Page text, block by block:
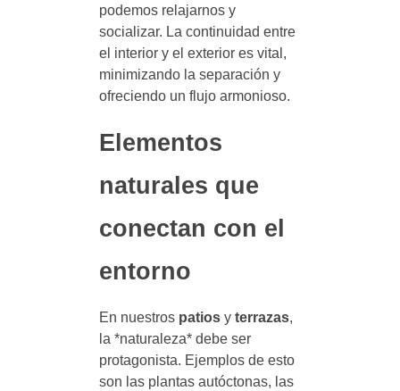
podemos relajarnos y
socializar. La continuidad entre
el interior y el exterior es vital,
minimizando la separación y
ofreciendo un flujo armonioso.
Elementos
naturales que
conectan con el
entorno
En nuestros patiosy terrazas,
la *naturaleza* debe ser
protagonista. Ejemplos de esto
son las plantas autóctonas, las